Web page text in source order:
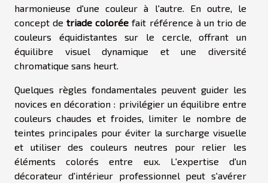
harmonieuse d'une couleur à l'autre. En outre, le
concept detriade colorée fait référence à un trio de
couleurs équidistantes sur le cercle, offrant un
équilibre visuel dynamique et une diversité
chromatique sans heurt.
Quelques règles fondamentales peuvent guider les
novices en décoration : privilégier un équilibre entre
couleurs chaudes et froides, limiter le nombre de
teintes principales pour éviter la surcharge visuelle
et utiliser des couleurs neutres pour relier les
éléments colorés entre eux. L'expertise d'un
décorateur d'intérieur professionnel peut s'avérer